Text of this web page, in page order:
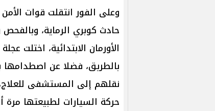
وعلى الفور انتقلت قوات الأمن
حادث كوبري الرماية،
الأورمان الابتدائية، اختلت
نقلهم إلى المستشفى
حركة السيارات لطبيعتها مرة